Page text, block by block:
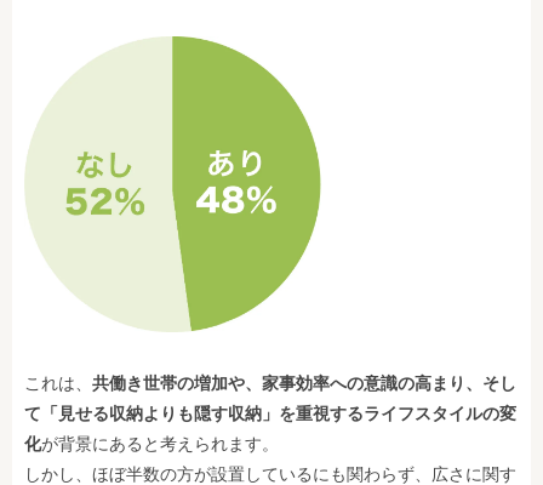
これは、 共働き世帯の増加や、家事効率への意識の高まり、そし
て「見せる収納よりも隠す収納」を重視するライフスタイルの変
化が背景にあると考えられます。
しかし、ほぼ半数の方が設置しているにも関わらず、広さに関す